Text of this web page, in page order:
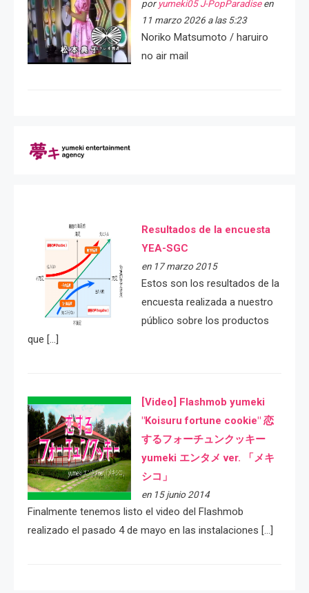
por yumeki05 J-PopParadiseen
11 marzo 2026 a las 5:23
Noriko Matsumoto / haruiro
no air mail
Resultados de la encuesta
YEA-SGC
en 17 marzo 2015
Estos son los resultados de la
encuesta realizada a nuestro
público sobre los productos
que […]
[Video] Flashmob yumeki
"Koisuru fortune cookie" 恋
するフォーチュンクッキー
yumeki エンタメ ver. 「メキ
シコ」
en 15 junio 2014
Finalmente tenemos listo el video del Flashmob
realizado el pasado 4 de mayo en las instalaciones […]